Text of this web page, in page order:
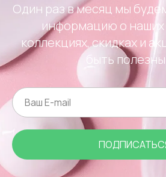
Один раз в месяц мы
информацию о наших
коллекциях, скидках и
быть